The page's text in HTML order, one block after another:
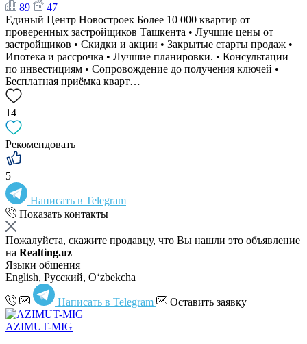
89
47
Единый Центр Новостроек Более 10 000 квартир от
проверенных застройщиков Ташкента • Лучшие цены от
застройщиков • Скидки и акции • Закрытые старты продаж •
Ипотека и рассрочка • Лучшие планировки. • Консультации
по инвестициям • Сопровождение до получения ключей •
Бесплатная приёмка кварт…
14
Рекомендовать
5
Написать в Telegram
Показать контакты
Пожалуйста, скажите продавцу, что Вы нашли это объявление
на Realting.uz
Языки общения
English, Русский, Oʻzbekcha
Написать в Telegram Оставить заявку
AZIMUT-MIG